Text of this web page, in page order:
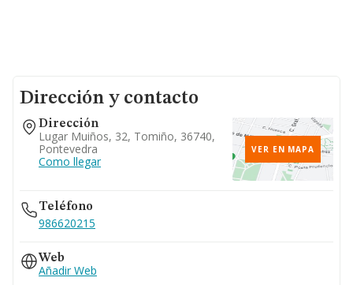
Dirección y contacto
Dirección
Lugar Muiños, 32, Tomiño, 36740,
Pontevedra
Como llegar
VER EN MAPA
Teléfono
986620215
Web
Añadir Web